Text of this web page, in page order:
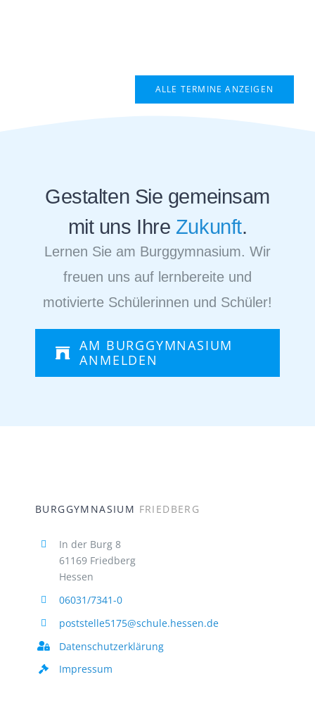
ALLE TERMINE ANZEIGEN
Gestalten Sie gemeinsam
mit uns Ihre Zukunft.
Lernen Sie am Burggymnasium. Wir
freuen uns auf lernbereite und
motivierte Schülerinnen und Schüler!
AM BURGGYMNASIUM
ANMELDEN
BURGGYMNASIUM FRIEDBERG
In der Burg 8
61169 Friedberg
Hessen
06031/7341-0
poststelle5175@schule.hessen.de
Datenschutzerklärung
Impressum